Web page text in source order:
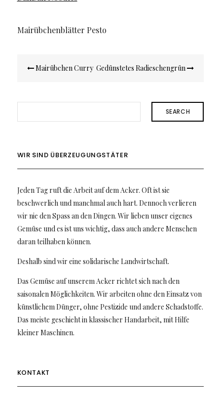
Mairübchenblätter Pesto
Beitragsnavigation
Mairübchen Curry Gedünstetes Radieschengrün
SEARCH
WIR SIND ÜBERZEUGUNGSTÄTER
Jeden Tag ruft die Arbeit auf dem Acker. Oft ist sie
beschwerlich und manchmal auch hart. Dennoch verlieren
wir nie den Spass an den Dingen. Wir lieben unser eigenes
Gemüse und es ist uns wichtig, dass auch andere Menschen
daran teilhaben können.
Deshalb sind wir eine solidarische Landwirtschaft.
Das Gemüse auf unserem Acker richtet sich nach den
saisonalen Möglichkeiten. Wir arbeiten ohne den Einsatz von
künstlichem Dünger, ohne Pestizide und andere Schadstoffe.
Das meiste geschieht in klassischer Handarbeit, mit Hilfe
kleiner Maschinen.
KONTAKT